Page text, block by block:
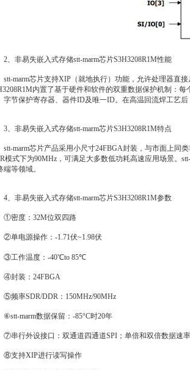
非易失嵌入式存储stt-marm芯片S3H3208R1M性能
marm芯片支持XIP（就地执行）功能，允许处理器直接
内置了基于硬件和软件的双重数据保护机制：
字节保护寄存器、器件ID及唯一ID。在高温回流焊工艺
非易失嵌入式存储stt-marm芯片S3H3208R1M特点
marm芯片产品采用小尺寸24FBGA封装，与市面上同类
模式下为90MHz，可满足大多数低功耗高速应用场景。
端等领域。
非易失嵌入式存储stt-marm芯片S3H3208R1M参数
度：32M位双四路
电源操作：-1.71伏~1.98伏
作温度：-40℃to 85℃
装：24FBGA
率SDR/DDR：150MHz/90MHz
marm数据保留：-85°C时20年
行外设接口：双通道四通道SPI；单倍和双倍数据速率
持XIP进行读写操作